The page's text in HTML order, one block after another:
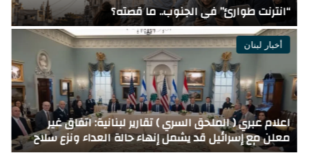
“انترنت طوارئ” في الجنوب.. ما قصته؟
أخبار لبنان
اعلام عبري ( الملحق السري ) تقارير لبنانية: اتفاق غير
معلن مع إسرائيل قد يشمل إنهاء حالة العداء ونزع سلاح
حز\\ب الله